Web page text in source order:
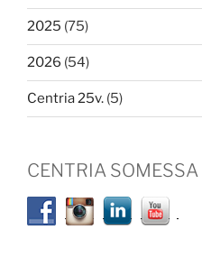
2025 (75)
2026 (54)
Centria 25v. (5)
CENTRIA SOMESSA